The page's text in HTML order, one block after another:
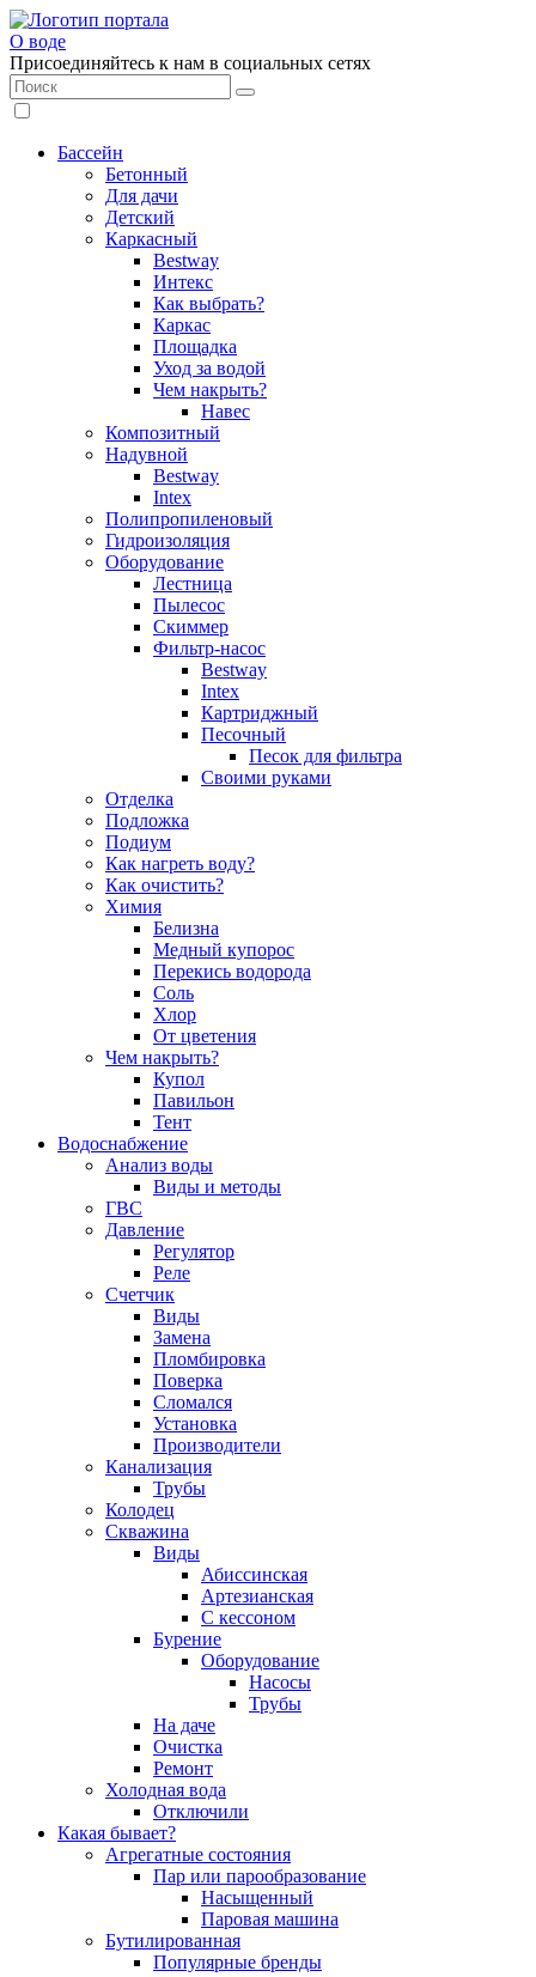
О воде
Присоединяйтесь к нам в социальных сетях
Бассейн
Бетонный
Для дачи
Детский
Каркасный
Bestway
Интекс
Как выбрать?
Каркас
Площадка
Уход за водой
Чем накрыть?
Навес
Композитный
Надувной
Bestway
Intex
Полипропиленовый
Гидроизоляция
Оборудование
Лестница
Пылесос
Скиммер
Фильтр-насос
Bestway
Intex
Картриджный
Песочный
Песок для фильтра
Своими руками
Отделка
Подложка
Подиум
Как нагреть воду?
Как очистить?
Химия
Белизна
Медный купорос
Перекись водорода
Соль
Хлор
От цветения
Чем накрыть?
Купол
Павильон
Тент
Водоснабжение
Анализ воды
Виды и методы
ГВС
Давление
Регулятор
Реле
Счетчик
Виды
Замена
Пломбировка
Поверка
Сломался
Установка
Производители
Канализация
Трубы
Колодец
Скважина
Виды
Абиссинская
Артезианская
С кессоном
Бурение
Оборудование
Насосы
Трубы
На даче
Очистка
Ремонт
Холодная вода
Отключили
Какая бывает?
Агрегатные состояния
Пар или парообразование
Насыщенный
Паровая машина
Бутилированная
Популярные бренды